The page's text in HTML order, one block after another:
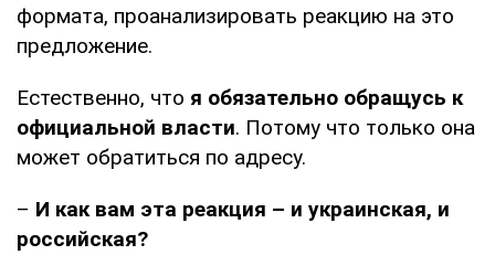
формата, проанализировать реакцию на это
предложение.
Естественно, что я обязательно обращусь к
официальной власти. Потому что только она
может обратиться по адресу.
– И как вам эта реакция – и украинская, и
российская?